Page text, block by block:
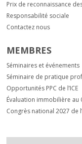
Prix de reconnaissance
Responsabilité sociale
Contactez nous
MEMBRES
Séminaires et événements
Séminaire de pratique
Opportunités PPC de l’ICE
Évaluation immobilière au
Congrès national 2027 de